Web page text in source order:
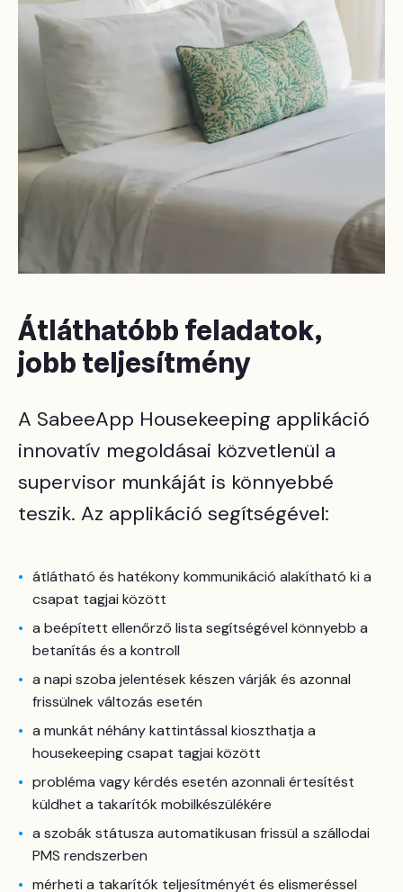
Átláthatóbb feladatok,
jobb teljesítmény
A SabeeApp Housekeeping applikáció
innovatív megoldásai közvetlenül a
supervisor munkáját is könnyebbé
teszik. Az applikáció segítségével:
átlátható és hatékony kommunikáció alakítható ki a
csapat tagjai között
a beépített ellenőrző lista segítségével könnyebb a
betanítás és a kontroll
a napi szoba jelentések készen várják és azonnal
frissülnek változás esetén
a munkát néhány kattintással kioszthatja a
housekeeping csapat tagjai között
probléma vagy kérdés esetén azonnali értesítést
küldhet a takarítók mobilkészülékére
a szobák státusza automatikusan frissül a szállodai
PMS rendszerben
mérheti a takarítók teljesítményét és elismeréssel